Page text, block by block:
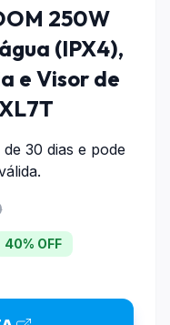
250W
(IPX4),
e Visor de
30 dias e pode
40% OFF